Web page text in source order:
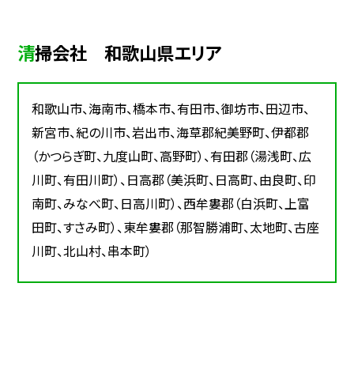
清掃会社 和歌山県エリア
和歌山市、海南市、橋本市、有田市、御坊市、田辺市、
新宮市、紀の川市、岩出市、海草郡紀美野町、伊都郡
（かつらぎ町、九度山町、高野町）、有田郡（湯浅町、広
川町、有田川町）、日高郡（美浜町、日高町、由良町、印
南町、みなべ町、日高川町）、西牟婁郡（白浜町、上富
田町、すさみ町）、東牟婁郡（那智勝浦町、太地町、古座
川町、北山村、串本町）